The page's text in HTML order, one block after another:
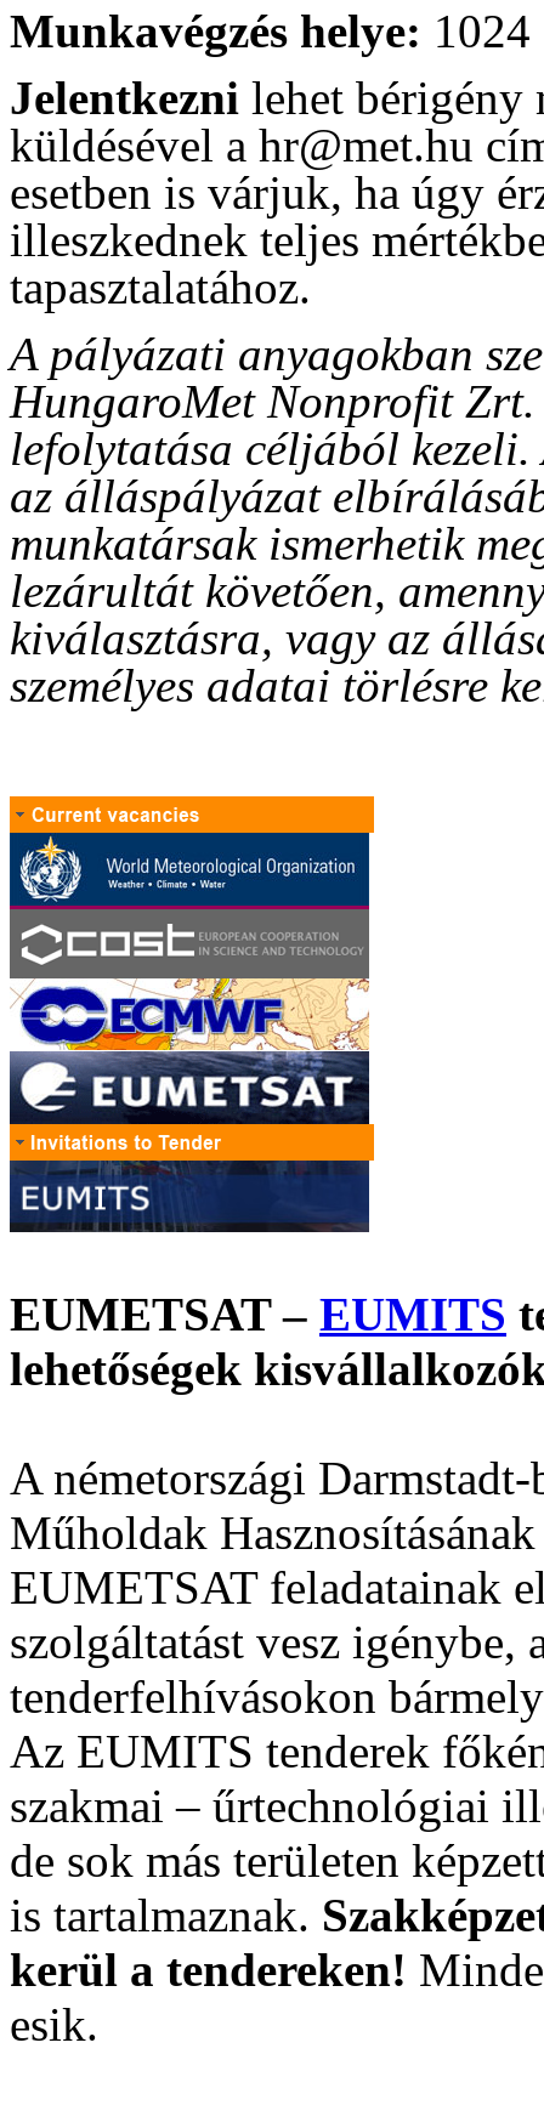
Munkavégzés helye:
Jelentkezni lehet bérigény
küldésével a hr@met.hu
esetben is várjuk, ha úgy
illeszkednek teljes
tapasztalatához.
A pályázati anyagokban
HungaroMet Nonprofit
lefolytatása céljából
az álláspályázat
munkatársak ismerhetik
lezárultát követően,
kiválasztásra, vagy az
személyes adatai törlésre
EUMETSAT – EUMITS
lehetőségek
A németországi
Műholdak
EUMETSAT feladatainak
szolgáltatást vesz igénybe,
tenderfelhívásokon
Az EUMITS tenderek
szakmai – űrtechnológiai
de sok más területen
is tartalmaznak.
kerül a tendereken!
esik.